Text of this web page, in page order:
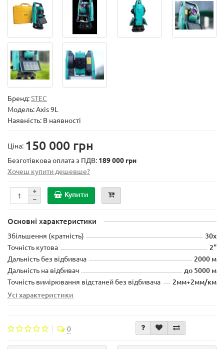
Бренд:STEC
Модель:Axis 9L
Наявність: В наявності
Ціна: 150 000 грн
Безготівкова оплата з ПДВ: 189 000 грн
Хочеш купити дешевше?
Купити
Основні характеристики
Збільшення (кратність) 30х
Точність кутова 2"
Дальність без відбивача 2000 м
Дальність на відбивач до 5000 м
Точність вимірювання відстаней без відбивача
2мм+2мм/км
Усі характеристики
0